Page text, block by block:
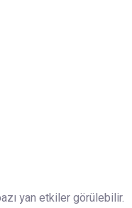
yan etkiler görülebilir.